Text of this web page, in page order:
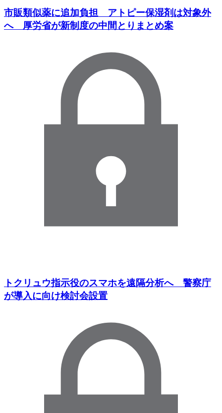
市販類似薬に追加負担 アトピー保湿剤は対象外
へ 厚労省が新制度の中間とりまとめ案
トクリュウ指示役のスマホを遠隔分析へ 警察庁
が導入に向け検討会設置